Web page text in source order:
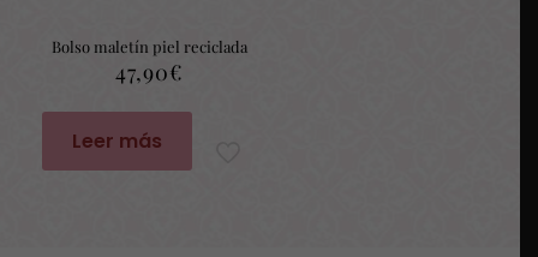
Bolso maletín piel reciclada
47,90€
Leer más